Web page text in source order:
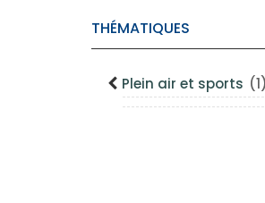
THÉMATIQUES
Plein air et sports (1)